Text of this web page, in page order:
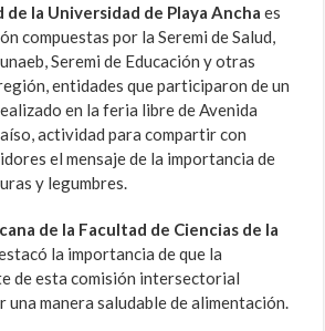
de la Universidad de Playa Ancha es
compuestas por la Seremi de Salud,
Seremi de Educación y otras
entidades que participaron de un
en la feria libre de Avenida
actividad para compartir con
el mensaje de la importancia de
y legumbres.
de la Facultad de Ciencias de la
la importancia de que la
de esta comisión intersectorial
una manera saludable de alimentación.